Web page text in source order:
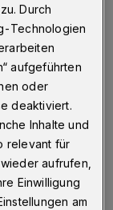
nun
Durch
Technologien
aufgeführten
oder
deaktiviert.
Inhalte und
relevant für
aufrufen,
Einwilligung
am